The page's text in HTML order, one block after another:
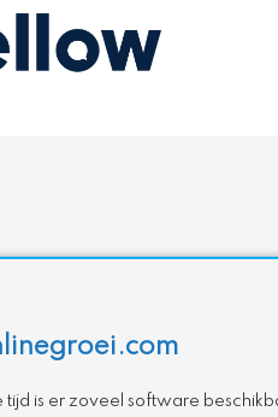
tijd is er zoveel software